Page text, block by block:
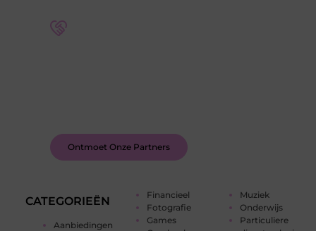
CATEGORIEËN
Aanbiedingen
Financieel
Fotografie
Games
Muziek
Onderwijs
Particuliere
Ontmoet Onze Partners